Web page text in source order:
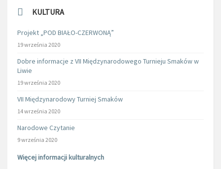
KULTURA
Projekt „POD BIAŁO-CZERWONĄ”
19 września 2020
Dobre informacje z VII Międzynarodowego Turnieju Smaków w
Liwie
19 września 2020
VII Międzynarodowy Turniej Smaków
14 września 2020
Narodowe Czytanie
9 września 2020
Więcej informacji kulturalnych